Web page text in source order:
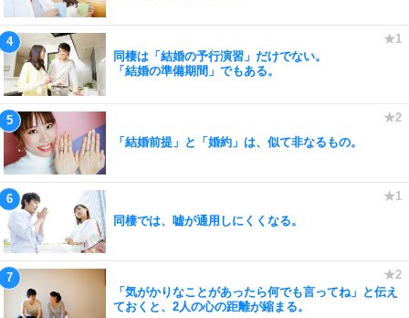
同棲は「結婚の予行演習」だけでない。
「結婚の準備期間」でもある。
「結婚前提」と「婚約」は、似て非なるもの。
同棲では、嘘が通用しにくくなる。
「気がかりなことがあったら何でも言ってね」と伝え
ておくと、2人の心の距離が縮まる。